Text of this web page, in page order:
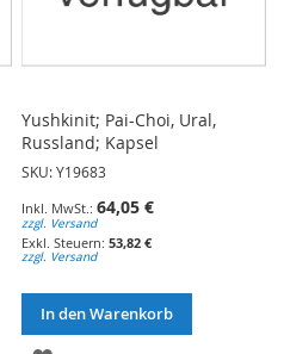
Yushkinit; Pai-Choi, Ural,
Russland; Kapsel
SKU: Y19683
64,05 €
zzgl. Versand
53,82 €
zzgl. Versand
In den Warenkorb